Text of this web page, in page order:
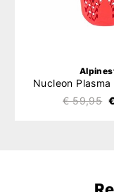
€ 59,95